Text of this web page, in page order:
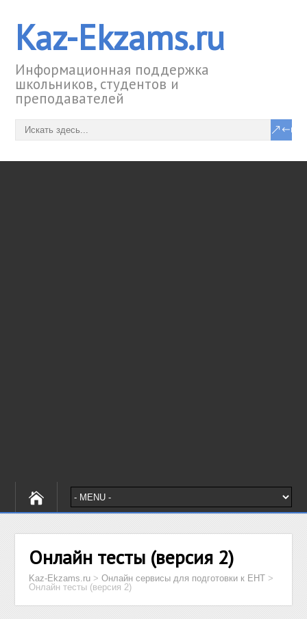
Kaz-Ekzams.ru
Информационная поддержка
школьников, студентов и
преподавателей
Онлайн тесты (версия 2)
Kaz-Ekzams.ru >Онлайн сервисы для подготовки к ЕНТ >
Онлайн тесты (версия 2)